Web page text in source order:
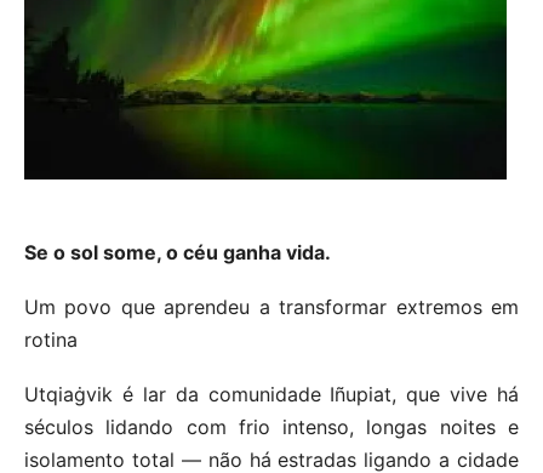
Se o sol some, o céu ganha vida.
Um povo que aprendeu a transformar extremos em
rotina
Utqiaġvik é lar da comunidade Iñupiat, que vive há
séculos lidando com frio intenso, longas noites e
isolamento total — não há estradas ligando a cidade